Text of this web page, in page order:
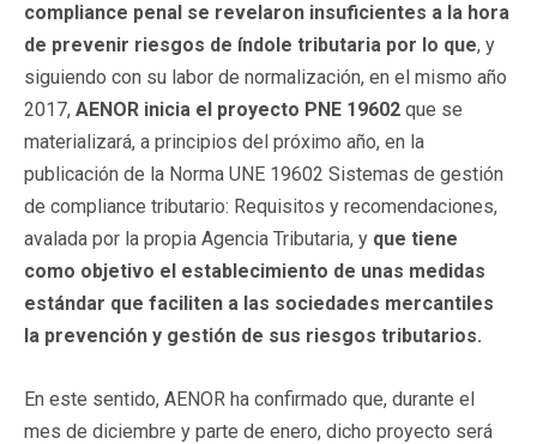
compliance penal se revelaron insuficientes a la hora
de prevenir riesgos de índole tributaria por lo que, y
siguiendo con su labor de normalización, en el mismo año
2017, AENOR inicia el proyecto PNE 19602 que se
materializará, a principios del próximo año, en la
publicación de la Norma UNE 19602 Sistemas de gestión
de compliance tributario: Requisitos y recomendaciones,
avalada por la propia Agencia Tributaria, y que tiene
como objetivo el establecimiento de unas medidas
estándar que faciliten a las sociedades mercantiles
la prevención y gestión de sus riesgos tributarios.
En este sentido, AENOR ha confirmado que, durante el
mes de diciembre y parte de enero, dicho proyecto será